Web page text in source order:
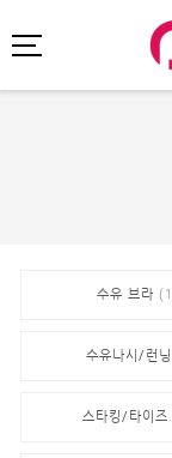
수유 브라
수유나시/런닝
스타킹/타이즈
SHOPPING
SPECIAL
NEW